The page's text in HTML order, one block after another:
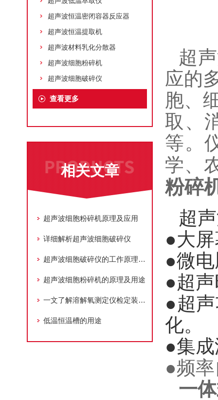
超声波恒温密闭容器反应器
超声波恒温提取机
超声波材料乳化分散器
超声波细胞粉碎机
超声波细胞破碎仪
查看更多
相关文章
超声波细胞粉碎机原理及应用
详细解析超声波细胞破碎仪
超声波细胞破碎仪的工作原理跟用途
超声波细胞粉碎机的原理及用途
一文了解溶解氧测定仪检定装置专用测试恒温槽的维护与保养
低温恒温槽的用途
超
应的
胞、
取、
等。
学、
粉碎
超
●大
●微
●超
●超
化。
●集
●频
一